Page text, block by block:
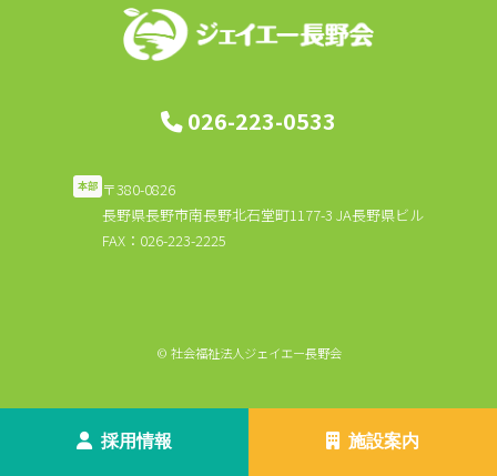
026-223-0533
本部 〒380-0826
長野県長野市南長野北石堂町1177-3 JA長野県ビル
FAX：026-223-2225
© 社会福祉法人ジェイエー長野会
採用情報 施設案内